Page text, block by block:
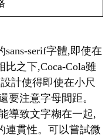
serif字體,即使在
之下,Coca-Cola雖
計使得即使在小尺
要注意字母間距。
導致文字糊在一起,
連貫性。可以嘗試微